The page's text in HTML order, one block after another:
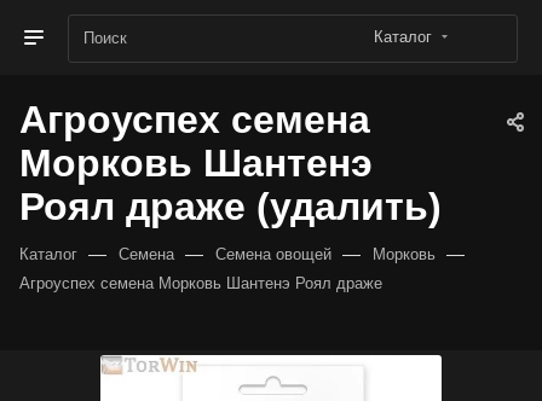
Каталог
Агроуспех семена
Морковь Шантенэ
Роял драже (удалить)
Каталог — Семена — Семена овощей — Морковь —
Агроуспех семена Морковь Шантенэ Роял драже